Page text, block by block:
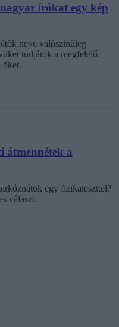
írókat egy kép
neve valószínűleg
tudjátok a megfelelő
őket.
átmennétek a
egy fizikateszttel?
választ.